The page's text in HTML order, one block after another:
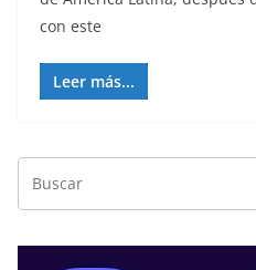
con este
Leer más...